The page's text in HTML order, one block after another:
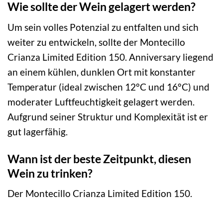
Wie sollte der Wein gelagert werden?
Um sein volles Potenzial zu entfalten und sich
weiter zu entwickeln, sollte der Montecillo
Crianza Limited Edition 150. Anniversary liegend
an einem kühlen, dunklen Ort mit konstanter
Temperatur (ideal zwischen 12°C und 16°C) und
moderater Luftfeuchtigkeit gelagert werden.
Aufgrund seiner Struktur und Komplexität ist er
gut lagerfähig.
Wann ist der beste Zeitpunkt, diesen
Wein zu trinken?
Der Montecillo Crianza Limited Edition 150.